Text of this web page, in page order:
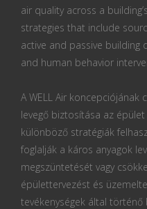
air quality across a
strategies that include
active and passive building
and human behavior
A WELL Air koncepciójának
levegő biztosítása az
különböző stratégiák
foglalják a káros anyagok
megszüntetését vagy
épülettervezést és
tevékenységek által